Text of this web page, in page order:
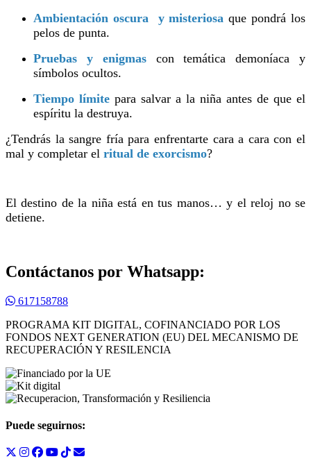
Ambientación oscura y misteriosa que pondrá los
pelos de punta.
Pruebas y enigmas
con temática demoníaca y
símbolos ocultos.
Tiempo límite para salvar a la niña antes de que el
espíritu la destruya.
¿Tendrás la sangre fría para enfrentarte cara a cara con el
mal y completar el ritual de exorcismo?
El destino de la niña está en tus manos… y el reloj no se
detiene.
Contáctanos por Whatsapp:
617158788
PROGRAMA KIT DIGITAL, COFINANCIADO POR LOS
FONDOS NEXT GENERATION (EU) DEL MECANISMO DE
RECUPERACIÓN Y RESILENCIA
Puede seguirnos: